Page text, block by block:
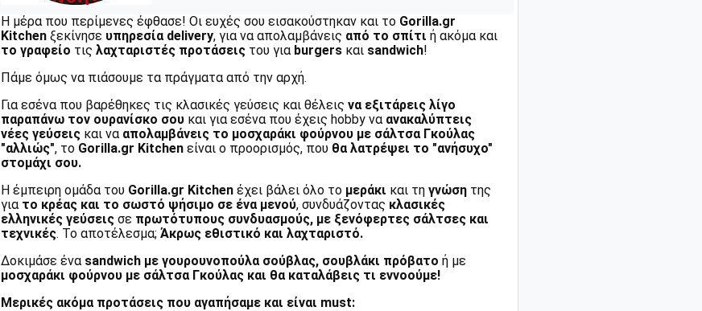
Η μέρα που περίμενες έφθασε! Οι ευχές σου εισακούστηκαν και το Gorilla.gr
Kitchen ξεκίνησε υπηρεσία delivery, για να απολαμβάνεις από το σπίτι ή ακόμα και
το γραφείο τις λαχταριστές προτάσεις του για burgers και sandwich!
Πάμε όμως να πιάσουμε τα πράγματα από την αρχή.
Για εσένα που βαρέθηκες τις κλασικές γεύσεις και θέλεις να εξιτάρεις λίγο
παραπάνω τον ουρανίσκο σου και για εσένα που έχεις hobby να ανακαλύπτεις
νέες γεύσεις και να απολαμβάνεις το μοσχαράκι φούρνου με σάλτσα Γκούλας
"αλλιώς", το Gorilla.gr Kitchen είναι ο προορισμός, που θα λατρέψει το "ανήσυχο"
στομάχι σου.
Η έμπειρη ομάδα του Gorilla.gr Kitchen έχει βάλει όλο το μεράκι και τη γνώση της
για το κρέας και το σωστό ψήσιμο σε ένα μενού, συνδυάζοντας κλασικές
ελληνικές γεύσεις σε πρωτότυπους συνδυασμούς, με ξενόφερτες σάλτσες και
τεχνικές. Το αποτέλεσμα; Άκρως εθιστικό και λαχταριστό.
Δοκιμάσε ένα sandwich με γουρουνοπούλα σούβλας, σουβλάκι πρόβατο ή με
μοσχαράκι φούρνου με σάλτσα Γκούλας και θα καταλάβεις τι εννοούμε!
Μερικές ακόμα προτάσεις που αγαπήσαμε και είναι must: